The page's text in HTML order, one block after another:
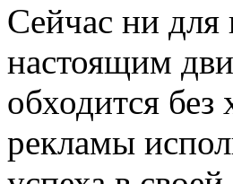
Сейчас ни для
настоящим
обходится
рекламы